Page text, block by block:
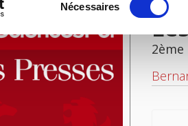
Nécessaires